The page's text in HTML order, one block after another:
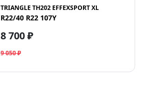
TRIANGLE TH202 EFFEXSPORT XL
R22/40 R22 107Y
8 700 ₽
9 050 ₽